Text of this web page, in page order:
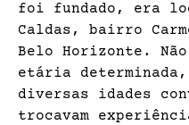
foi fundado, era
Caldas, bairro
Belo Horizonte.
etária
diversas idades
trocavam